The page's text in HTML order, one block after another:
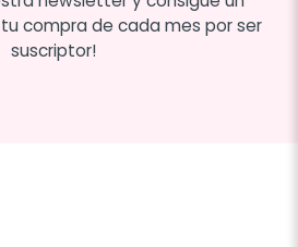
compra de cada mes por ser
suscriptor!